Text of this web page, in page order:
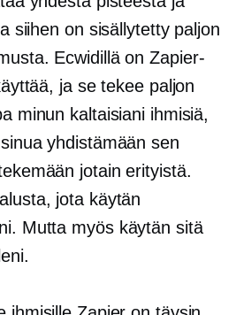
siihen on sisällytetty paljon
Ecwidillä on Zapier-
ja se tekee paljon
minun kaltaisiani ihmisiä,
yhdistämään sen
jotain erityistä.
jota käytän
Mutta myös käytän sitä